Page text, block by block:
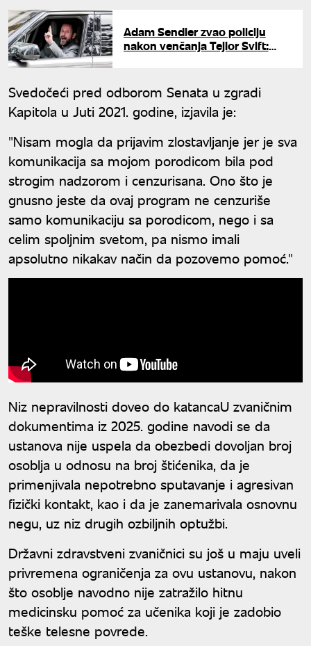
Adam Sendler zvao policiju
nakon venčanja Tejlor Svift:
Svedočeći pred odborom Senata u zgradi
Kapitola u Juti 2021. godine, izjavila je:
"Nisam mogla da prijavim zlostavljanje jer je sva
komunikacija sa mojom porodicom bila pod
strogim nadzorom i cenzurisana. Ono što je
gnusno jeste da ovaj program ne cenzuriše
samo komunikaciju sa porodicom, nego i sa
celim spoljnim svetom, pa nismo imali
apsolutno nikakav način da pozovemo pomoć."
Niz nepravilnosti doveo do katancaU zvaničnim
dokumentima iz 2025. godine navodi se da
ustanova nije uspela da obezbedi dovoljan broj
osoblja u odnosu na broj štićenika, da je
primenjivala nepotrebno sputavanje i agresivan
fizički kontakt, kao i da je zanemarivala osnovnu
negu, uz niz drugih ozbiljnih optužbi.
Državni zdravstveni zvaničnici su još u maju uveli
privremena ograničenja za ovu ustanovu, nakon
što osoblje navodno nije zatražilo hitnu
medicinsku pomoć za učenika koji je zadobio
teške telesne povrede.